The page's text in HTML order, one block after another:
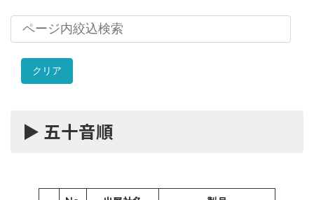
クリア
▶︎ 五十音順